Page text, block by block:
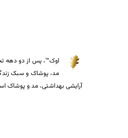
اوک™، پس از دو دهه
مد، پوشاک و سبک
آرایشی بهداشتی، مد و پوشاک